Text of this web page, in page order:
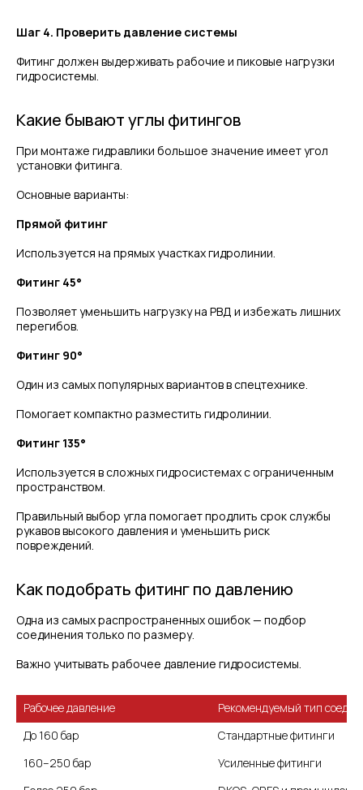
Шаг 4. Проверить давление системы
Фитинг должен выдерживать рабочие и пиковые нагрузки
гидросистемы.
Какие бывают углы фитингов
При монтаже гидравлики большое значение имеет угол
установки фитинга.
Основные варианты:
Прямой фитинг
Используется на прямых участках гидролинии.
Фитинг 45°
Позволяет уменьшить нагрузку на РВД и избежать лишних
перегибов.
Фитинг 90°
Один из самых популярных вариантов в спецтехнике.
Помогает компактно разместить гидролинии.
Фитинг 135°
Используется в сложных гидросистемах с ограниченным
пространством.
Правильный выбор угла помогает продлить срок службы
рукавов высокого давления и уменьшить риск
повреждений.
Как подобрать фитинг по давлению
Одна из самых распространенных ошибок — подбор
соединения только по размеру.
Важно учитывать рабочее давление гидросистемы.
Рабочее давление
Рекомендуемый тип
До 160 бар
Стандартные фитинги
160–250 бар
Усиленные фитинги